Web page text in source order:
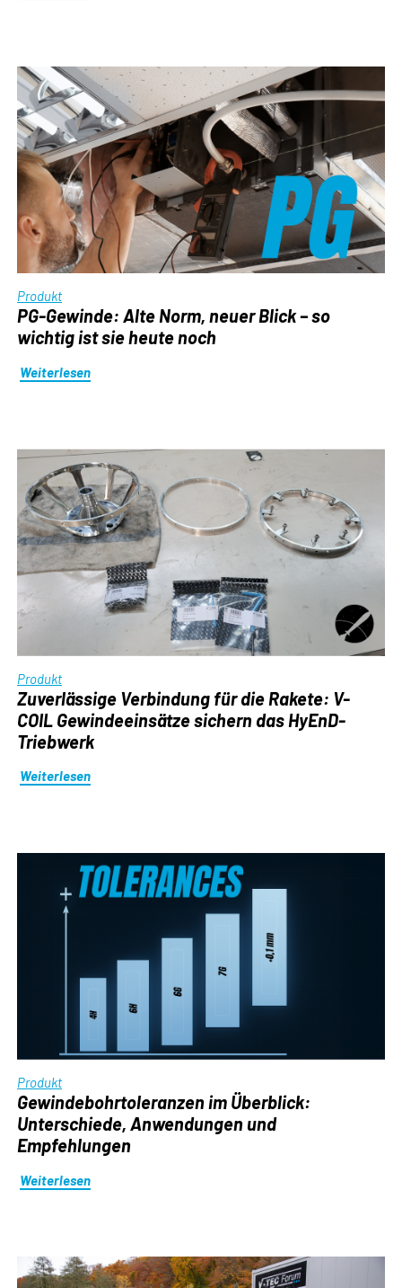
Produkt
PG-Gewinde: Alte Norm, neuer Blick – so
wichtig ist sie heute noch
Weiterlesen
Produkt
Zuverlässige Verbindung für die Rakete: V-
COIL Gewindeeinsätze sichern das HyEnD-
Triebwerk
Weiterlesen
Produkt
Gewindebohrtoleranzen im Überblick:
Unterschiede, Anwendungen und
Empfehlungen
Weiterlesen